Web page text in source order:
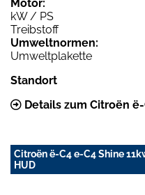
Motor:
kW / PS
Treibstoff
Umweltnormen:
Umweltplakette
Standort
Details zum Citroën
Citroën ë-C4 e-C4 Shine
HUD